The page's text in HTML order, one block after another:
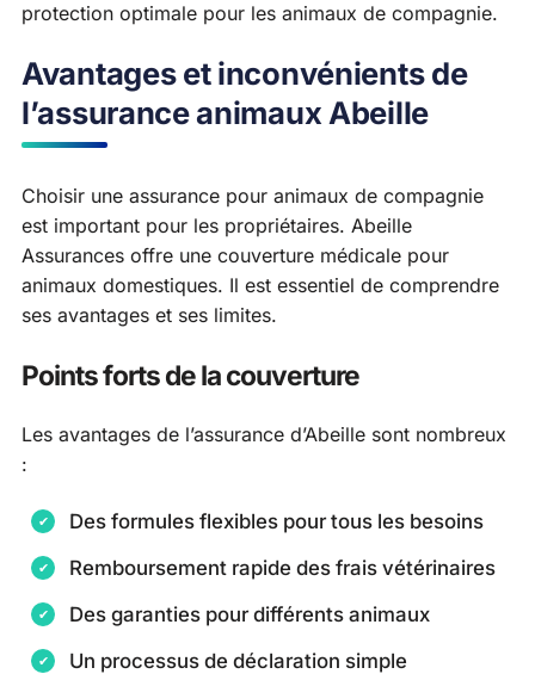
protection optimale pour les animaux de compagnie.
Avantages et inconvénients de
l’assurance animaux Abeille
Choisir une assurance pour animaux de compagnie
est important pour les propriétaires. Abeille
Assurances offre une couverture médicale pour
animaux domestiques. Il est essentiel de comprendre
ses avantages et ses limites.
Points forts de la couverture
Les avantages de l’assurance d’Abeille sont nombreux
:
Des formules flexibles pour tous les besoins
Remboursement rapide des frais vétérinaires
Des garanties pour différents animaux
Un processus de déclaration simple